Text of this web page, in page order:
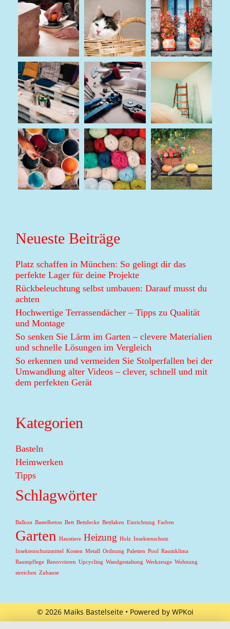
Neueste Beiträge
Platz schaffen in München: So gelingt dir das
perfekte Lager für deine Projekte
Rückbeleuchtung selbst umbauen: Darauf musst du
achten
Hochwertige Terrassendächer – Tipps zu Qualität
und Montage
So senken Sie Lärm im Garten – clevere Materialien
und schnelle Lösungen im Vergleich
So erkennen und vermeiden Sie Stolperfallen bei der
Umwandlung alter Videos – clever, schnell und mit
dem perfekten Gerät
Kategorien
Basteln
Heimwerken
Tipps
Schlagwörter
Balkon Bastelbeton Bett Bettdecke Bettlaken Einrichtung Farben
Garten Haustiere Heizung Holz Insektenschutz
Insektenschutzmittel Kosten Metall Ordnung Paletten Pool
Raumklima
Raumpflege Renovrieren Upcycling Wandgestaltung Werkzeuge Wohnung
streichen Zuhause
© 2026 Maiks Bastelseite• Powered by WPKoi